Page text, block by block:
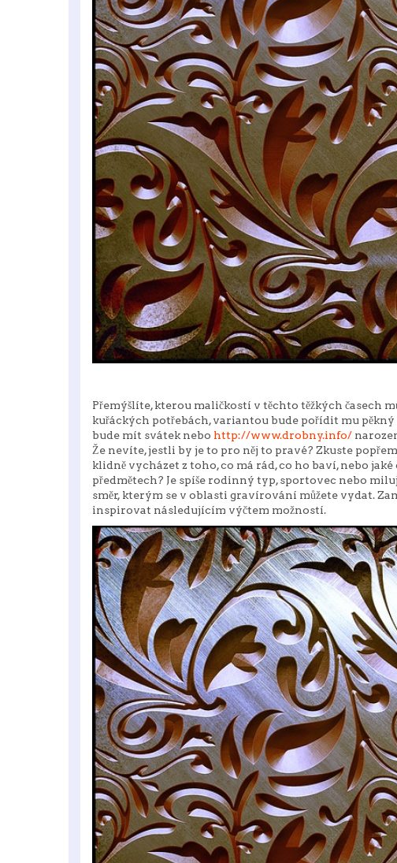
Přemýšlíte, kterou maličkostí v těchto těžkých časech
kuřáckých potřebách, variantou bude pořídit mu pěkný
bude mít svátek nebo http://www.drobny.info/
Že nevíte, jestli by je to pro něj to pravé? Zkuste
klidně vycházet z toho, co má rád, co ho baví, nebo
předmětech? Je spíše rodinný typ, sportovec nebo
směr, kterým se v oblasti gravírování můžete vydat.
inspirovat následujícím výčtem možností.